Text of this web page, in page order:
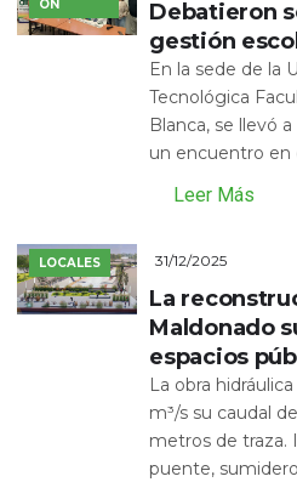
ÓN
Debatieron
gestión
En la sede de la
Tecnológica
Blanca, se llevó
un encuentro en
Leer Más
LOCALES 31/12/2025
La
Maldonado
espacios
La obra
m³/s su caudal
metros de traza.
puente,